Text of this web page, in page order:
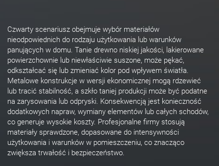
Czwarty scenariusz obejmuje wybór materiałów
nieodpowiednich do rodzaju użytkowania lub warunków
panujących w domu. Tanie drewno niskiej jakości, lakierowane
powierzchownie lub niewłaściwie suszone, może pękać,
odkształcać się lub zmieniać kolor pod wpływem światła.
Metalowe konstrukcje w wersji ekonomicznej mogą rdzewieć
lub tracić stabilność, a szkło taniej produkcji może być podatne
na zarysowania lub odpryski. Konsekwencją jest konieczność
dodatkowych napraw, wymiany elementów lub całych schodów,
co generuje wysokie koszty. Profesjonalne firmy stosują
materiały sprawdzone, dopasowane do intensywności
użytkowania i warunków w pomieszczeniu, co znacząco
zwiększa trwałość i bezpieczeństwo.